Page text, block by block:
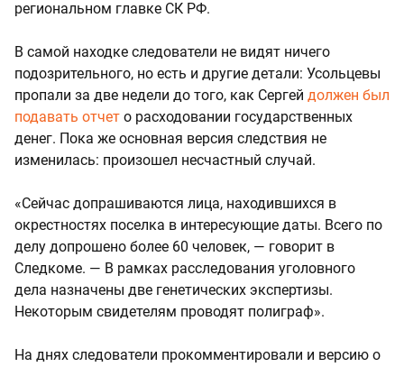
региональном главке СК РФ.
В самой находке следователи не видят ничего
подозрительного, но есть и другие детали: Усольцевы
пропали за две недели до того, как Сергей должен был
подавать отчет о расходовании государственных
денег. Пока же основная версия следствия не
изменилась: произошел несчастный случай.
«Сейчас допрашиваются лица, находившихся в
окрестностях поселка в интересующие даты. Всего по
делу допрошено более 60 человек, — говорит в
Следкоме. — В рамках расследования уголовного
дела назначены две генетических экспертизы.
Некоторым свидетелям проводят полиграф».
На днях следователи прокомментировали и версию о